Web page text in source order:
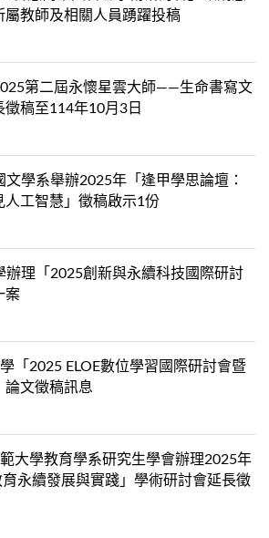
屬教師及相關人員踴躍投稿
第二屆永懷星雲大師——生命書寫文
稿至114年10月3日
文學系舉辦2025年「逢甲學思論壇：
人工智慧」徵稿啟示1份
辦理「2025創新與永續科技國際研討
案
「2025 ELOE數位學習國際研討會暨
論文徵稿訊息
大學教育學系研究生學會辦理2025年
育永續發展與實踐」學術研討會延長徵